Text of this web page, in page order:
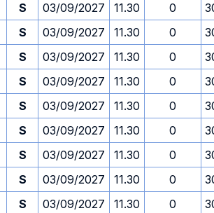
S 03/09/2027 11.30 0
S 03/09/2027 11.30 0
S 03/09/2027 11.30 0
S 03/09/2027 11.30 0
S 03/09/2027 11.30 0
S 03/09/2027 11.30 0
S 03/09/2027 11.30 0
S 03/09/2027 11.30 0
S 03/09/2027 11.30 0